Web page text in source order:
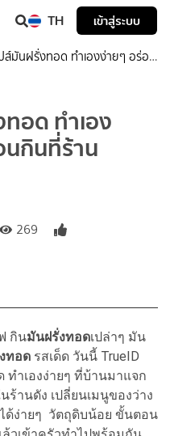
TH เข้าสู่ระบบ
ส์มันฝรั่งทอด ทำเองง่ายๆ อร่อย
อด ทำเอง
กินที่ร้าน
269
กินมันฝรั่งทอดเปล่าๆ มัน
ทอด รสเด็ด วันนี้ TrueID
ำเองง่ายๆ ที่บ้านมาแจก
านดัง เปลี่ยนเมนูของว่าง
ด้ง่ายๆ วัตถุดิบน้อย ขั้นตอน